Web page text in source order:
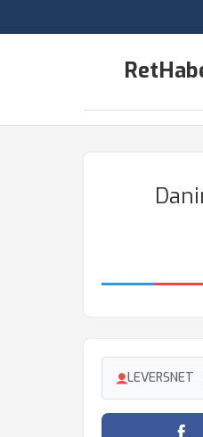
LEVERSNET